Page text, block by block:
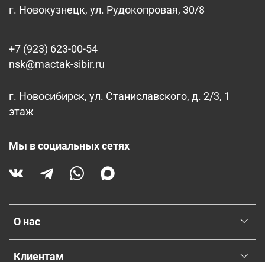
О нас
Клиентам
г. Новокузнецк, ул. Рудокопровая, 30/8
+7 (923) 623-00-54
nsk@mactak-sibir.ru
г. Новосибирск, ул. Станиславского, д. 2/3, 1
этаж
Мы в социальных сетях